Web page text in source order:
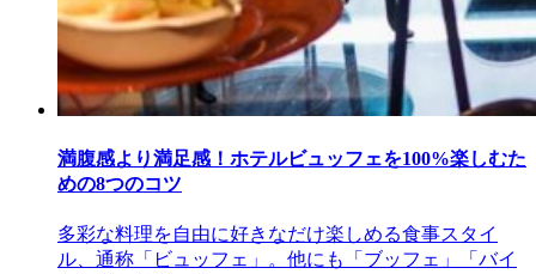
満腹感より満足感！ホテルビュッフェを100%楽しむた
めの8つのコツ
多彩な料理を自由に好きなだけ楽しめる食事スタイ
ル、通称「ビュッフェ」。他にも「ブッフェ」「バイ